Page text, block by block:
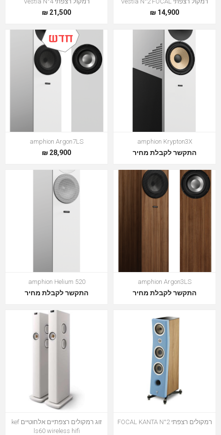
14,900 ₪
21,500 ₪
amphion Krypton3X
התקשר לקבלת מחיר
amphion Argon7LS
28,900 ₪
amphion Argon3LS
התקשר לקבלת מחיר
amphion Helium 520
התקשר לקבלת מחיר
רמקולים רצפתי FOCAL KANTA N°2
זוג רמקולים רצפתיים אלחוטיים kef
ls60 wireless hifi